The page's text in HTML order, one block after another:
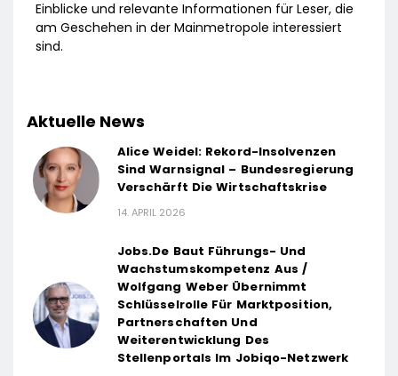
Einblicke und relevante Informationen für Leser, die
am Geschehen in der Mainmetropole interessiert
sind.
Aktuelle News
Alice Weidel: Rekord-Insolvenzen
Sind Warnsignal – Bundesregierung
Verschärft Die Wirtschaftskrise
14. APRIL 2026
Jobs.de Baut Führungs- Und
Wachstumskompetenz Aus /
Wolfgang Weber Übernimmt
Schlüsselrolle Für Marktposition,
Partnerschaften Und
Weiterentwicklung Des
Stellenportals Im Jobiqo-Netzwerk